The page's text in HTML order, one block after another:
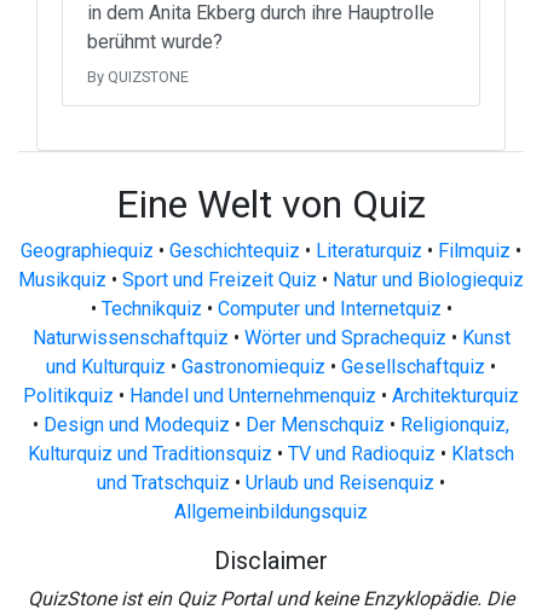
in dem Anita Ekberg durch ihre Hauptrolle
berühmt wurde?
By QUIZSTONE
Eine Welt von Quiz
Geographiequiz • Geschichtequiz • Literaturquiz • Filmquiz •
Musikquiz • Sport und Freizeit Quiz • Natur und Biologiequiz
• Technikquiz • Computer und Internetquiz •
Naturwissenschaftquiz • Wörter und Sprachequiz • Kunst
und Kulturquiz • Gastronomiequiz • Gesellschaftquiz •
Politikquiz • Handel und Unternehmenquiz • Architekturquiz
• Design und Modequiz • Der Menschquiz • Religionquiz,
Kulturquiz und Traditionsquiz • TV und Radioquiz • Klatsch
und Tratschquiz • Urlaub und Reisenquiz •
Allgemeinbildungsquiz
Disclaimer
QuizStone ist ein Quiz Portal und keine Enzyklopädie. Die